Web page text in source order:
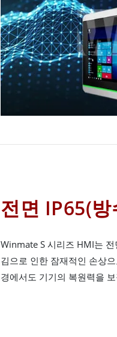
전면 IP65(
Winmate S 시리즈 HMI는
김으로 인한 잠재적인 손상
경에서도 기기의 복원력을